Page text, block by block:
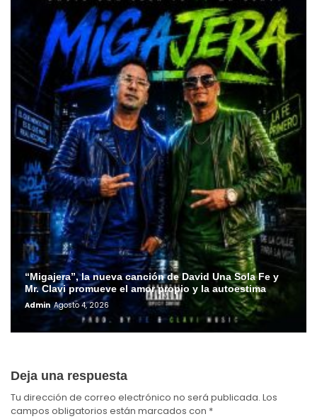
“Migajera”, la nueva canción de David Una Sola Fe y
Mr. Clavi promueve el amor propio y la autoestima
Admin Agosto 4, 2026
Deja una respuesta
Tu dirección de correo electrónico no será publicada. Los
campos obligatorios están marcados con *